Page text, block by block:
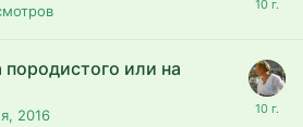
или на
2016